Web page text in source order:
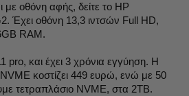
με οθόνη αφής, δείτε το HP
Έχει οθόνη 13,3 ιντσών Full HD,
RAM.
pro, και έχει 3 χρόνια εγγύηση. Η
κοστίζει 449 ευρώ, ενώ με 50
τετραπλάσιο NVME, στα 2TB.